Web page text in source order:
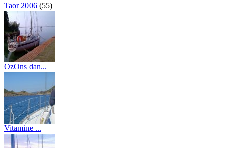
Taor 2006 (55)
OzOns dan...
Vitamine ...
(46)